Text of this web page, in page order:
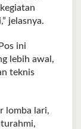
jelasnya.
ini
lebih awal,
teknis
lomba lari,